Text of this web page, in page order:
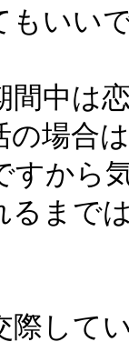
もいい
間中は
の場合
すから
るまで
際して